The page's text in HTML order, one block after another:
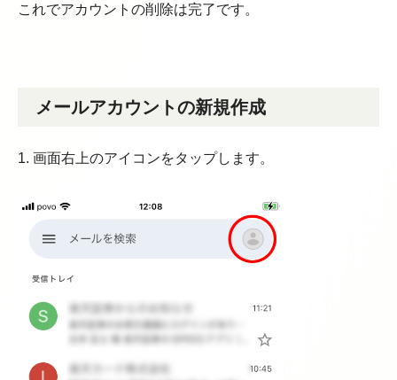
これでアカウントの削除は完了です。
メールアカウントの新規作成
1. 画面右上のアイコンをタップします。